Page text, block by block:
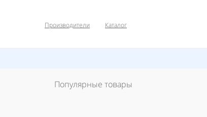
Производители Каталог
Популярные товары